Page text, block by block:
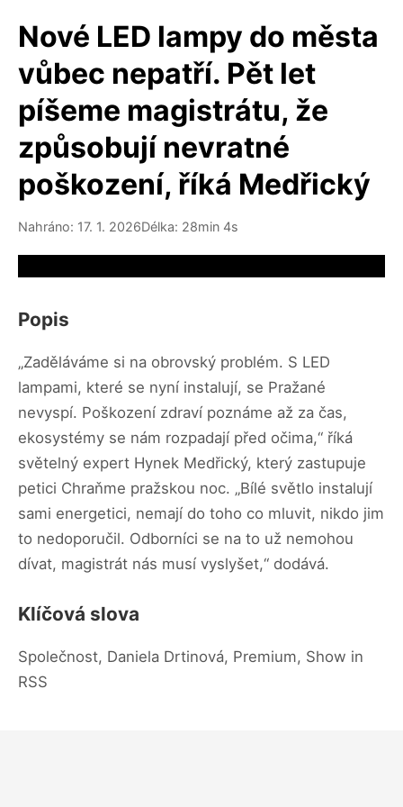
Nové LED lampy do města
vůbec nepatří. Pět let
píšeme magistrátu, že
způsobují nevratné
poškození, říká Medřický
Nahráno: 17. 1. 2026Délka: 28min 4s
Popis
„Zaděláváme si na obrovský problém. S LED
lampami, které se nyní instalují, se Pražané
nevyspí. Poškození zdraví poznáme až za čas,
ekosystémy se nám rozpadají před očima,“ říká
světelný expert Hynek Medřický, který zastupuje
petici Chraňme pražskou noc. „Bílé světlo instalují
sami energetici, nemají do toho co mluvit, nikdo jim
to nedoporučil. Odborníci se na to už nemohou
dívat, magistrát nás musí vyslyšet,“ dodává.
Klíčová slova
Společnost, Daniela Drtinová, Premium, Show in
RSS